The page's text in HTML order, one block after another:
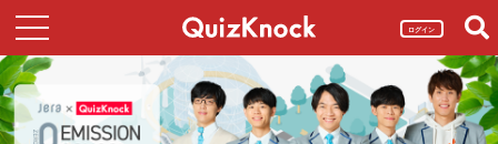
ログイン